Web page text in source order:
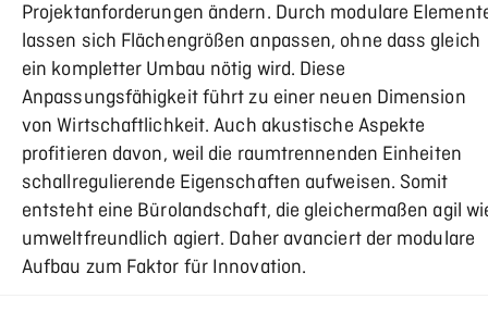
Projektanforderungen ändern. Durch modulare
lassen sich Flächengrößen anpassen, ohne dass gleich
ein kompletter Umbau nötig wird. Diese
Anpassungsfähigkeit führt zu einer neuen Dimension
von Wirtschaftlichkeit. Auch akustische Aspekte
profitieren davon, weil die raumtrennenden Einheiten
schallregulierende Eigenschaften aufweisen. Somit
entsteht eine Bürolandschaft, die gleichermaßen agil
umweltfreundlich agiert. Daher avanciert der modulare
Aufbau zum Faktor für Innovation.